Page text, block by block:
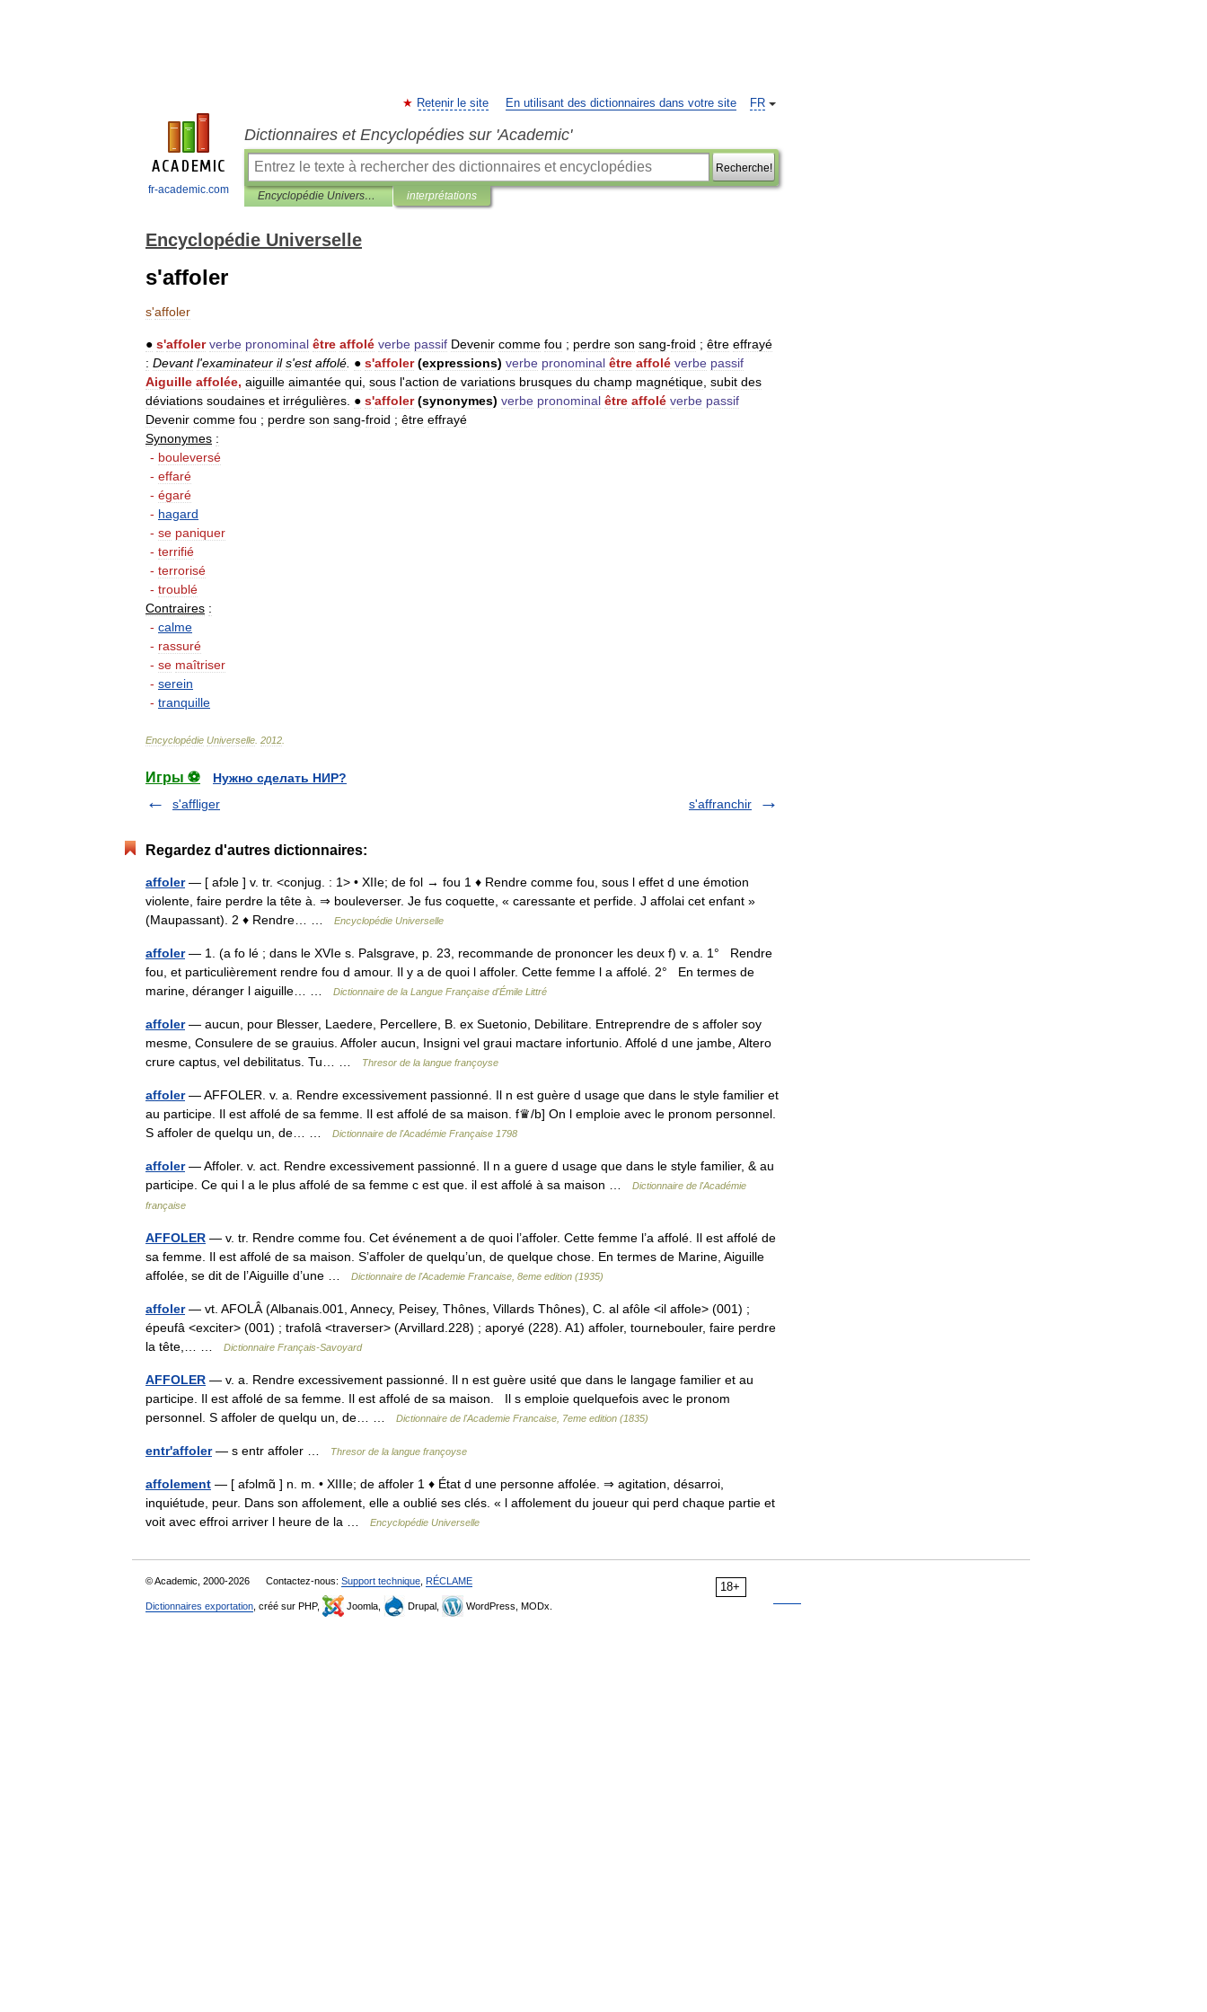
fr-academic.com
FR
Retenir le site En utilisant des dictionnaires dans votre site
Dictionnaires et Encyclopédies sur 'Academic'
Recherche!
Encyclopédie Universelle interprétations
Encyclopédie Universelle
s'affoler
s'affoler
● s'affoler verbe pronominal être affolé verbe passif Devenir comme fou ; perdre son sang-froid ; être effrayé
: Devant l'examinateur il s'est affolé ● s'affoler(expressions) verbe pronominal être affolé verbe passif
Aiguille affolée, aiguille aimantée qui sous l'action de variations brusques du champ magnétique subit des
déviations soudaines et irrégulières ● s'affoler(synonymes) verbe pronominal être affolé verbe passif
Devenir comme fou ; perdre son sang-froid ; être effrayé
Synonymes :
- bouleversé
- effaré
- égaré
- hagard
- se paniquer
- terrifié
- terrorisé
- troublé
Contraires :
- calme
- rassuré
- se maîtriser
- serein
- tranquille
Encyclopédie Universelle 2012
Игры ⚽
Нужно сделать НИР?
s'affliger
s'affranchir
Regardez d'autres dictionnaires:
affoler— [ afɔle ] v. tr. <conjug. : 1> • XIIe; de fol → fou 1 ♦ Rendre comme fou, sous l effet d une émotion
violente, faire perdre la tête à. ⇒ bouleverser. Je fus coquette, « caressante et perfide. J affolai cet enfant »
(Maupassant). 2 ♦ Rendre… …
Encyclopédie Universelle
affoler— 1. (a fo lé ; dans le XVIe s. Palsgrave, p. 23, recommande de prononcer les deux f) v. a. 1° Rendre
fou, et particulièrement rendre fou d amour. Il y a de quoi l affoler. Cette femme l a affolé. 2° En termes de
marine, déranger l aiguille… …
Dictionnaire de la Langue Française d'Émile Littré
affoler— aucun, pour Blesser, Laedere, Percellere, B. ex Suetonio, Debilitare. Entreprendre de s affoler soy
mesme, Consulere de se grauius. Affoler aucun, Insigni vel graui mactare infortunio. Affolé d une jambe, Altero
crure captus, vel debilitatus. Tu… …
Thresor de la langue françoyse
affoler— AFFOLER. v. a. Rendre excessivement passionné. Il n est guère d usage que dans le style familier et
au participe. Il est affolé de sa femme. Il est affolé de sa maison. f♛/b] On l emploie avec le pronom personnel.
S affoler de quelqu un, de… …
Dictionnaire de l'Académie Française 1798
affoler— Affoler. v. act. Rendre excessivement passionné. Il n a guere d usage que dans le style familier, & au
participe. Ce qui l a le plus affolé de sa femme c est que. il est affolé à sa maison …
Dictionnaire de l'Académie
française
AFFOLER — v. tr. Rendre comme fou. Cet événement a de quoi l’affoler. Cette femme l’a affolé. Il est affolé de
sa femme. Il est affolé de sa maison. S’affoler de quelqu’un, de quelque chose. En termes de Marine, Aiguille
affolée, se dit de l’Aiguille d’une …
Dictionnaire de l'Academie Francaise, 8eme edition (1935)
affoler— vt. AFOLÂ (Albanais.001, Annecy, Peisey, Thônes, Villards Thônes), C. al afôle <il affole> (001) ;
épeufâ <exciter> (001) ; trafolâ <traverser> (Arvillard.228) ; aporyé (228). A1) affoler, tournebouler, faire perdre
la tête,… …
Dictionnaire Français-Savoyard
AFFOLER — v. a. Rendre excessivement passionné. Il n est guère usité que dans le langage familier et au
participe. Il est affolé de sa femme. Il est affolé de sa maison. Il s emploie quelquefois avec le pronom
personnel. S affoler de quelqu un, de… …
Dictionnaire de l'Academie Francaise, 7eme edition (1835)
entr'affoler— s entr affoler … Thresor de la langue françoyse
affolement — [ afɔlmɑ̃ ] n. m. • XIIIe; de affoler 1 ♦ État d une personne affolée. ⇒ agitation, désarroi,
inquiétude, peur. Dans son affolement, elle a oublié ses clés. « l affolement du joueur qui perd chaque partie et
voit avec effroi arriver l heure de la …
Encyclopédie Universelle
18+
© Academic, 2000-2026 Contactez-nous: Support technique RÉCLAME
Dictionnaires exportation , créé sur PHP, Joomla, Drupal, WordPress, MODx.